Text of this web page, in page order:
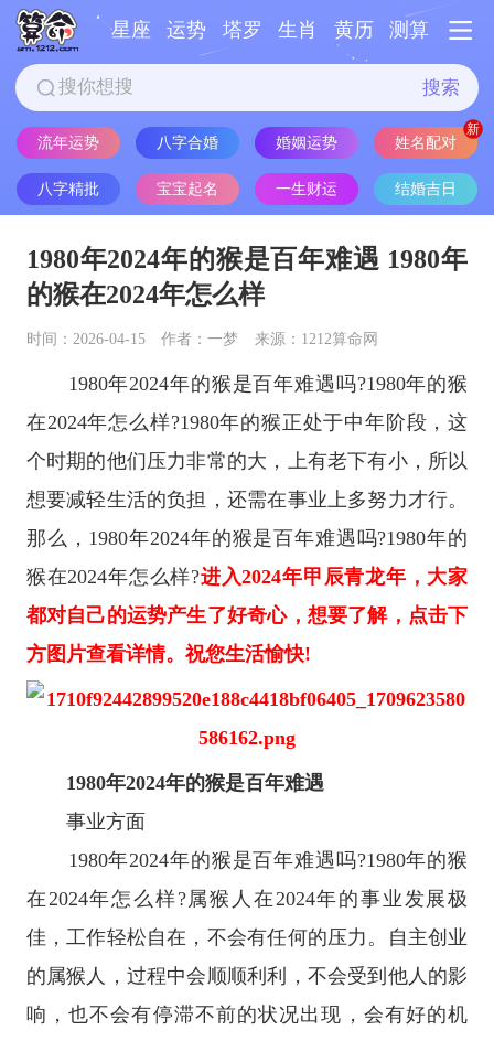
星座 运势 塔罗 生肖 黄历 测算
搜索
流年运势 八字合婚 婚姻运势 姓名配对
八字精批 宝宝起名 一生财运 结婚吉日
1980年2024年的猴是百年难遇 1980年
的猴在2024年怎么样
时间：2026-04-15 作者：一梦 来源：1212算命网
1980年2024年的猴是百年难遇吗?1980年的猴
在2024年怎么样?1980年的猴正处于中年阶段，这
个时期的他们压力非常的大，上有老下有小，所以
想要减轻生活的负担，还需在事业上多努力才行。
那么，1980年2024年的猴是百年难遇吗?1980年的
猴在2024年怎么样?进入2024年甲辰青龙年，大家
都对自己的运势产生了好奇心，想要了解，点击下
方图片查看详情。祝您生活愉快!
1980年2024年的猴是百年难遇
事业方面
1980年2024年的猴是百年难遇吗?1980年的猴
在2024年怎么样?属猴人在2024年的事业发展极
佳，工作轻松自在，不会有任何的压力。自主创业
的属猴人，过程中会顺顺利利，不会受到他人的影
响，也不会有停滞不前的状况出现，会有好的机